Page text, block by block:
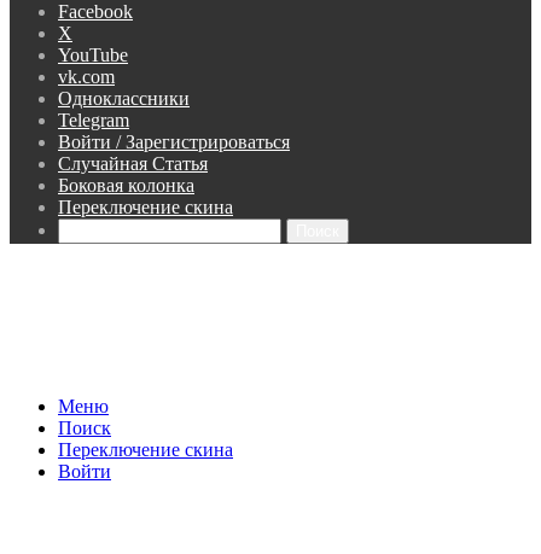
Facebook
X
YouTube
vk.com
Одноклассники
Telegram
Войти / Зарегистрироваться
Случайная Статья
Боковая колонка
Переключение скина
Меню
Поиск
Переключение скина
Войти